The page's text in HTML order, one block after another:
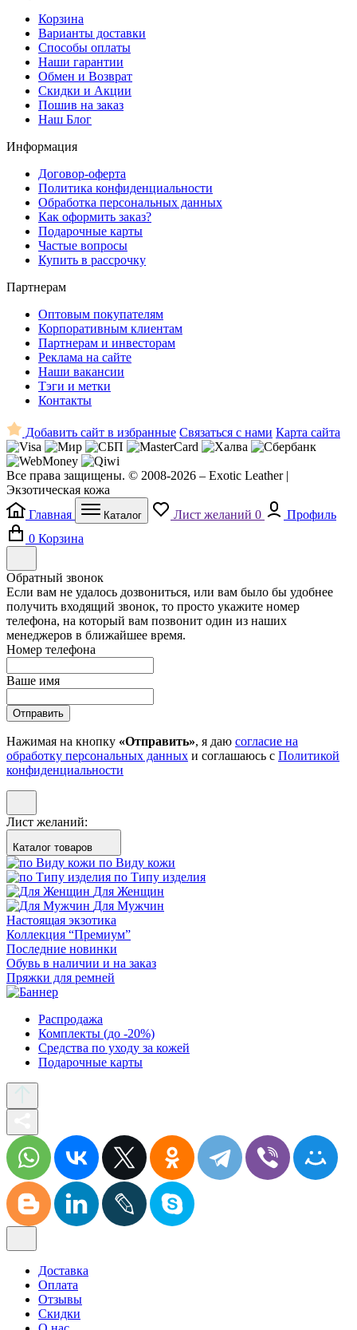
Корзина
Варианты доставки
Способы оплаты
Наши гарантии
Обмен и Возврат
Скидки и Акции
Пошив на заказ
Наш Блог
Информация
Договор-оферта
Политика конфиденциальности
Обработка персональных данных
Как оформить заказ?
Подарочные карты
Частые вопросы
Купить в рассрочку
Партнерам
Оптовым покупателям
Корпоративным клиентам
Партнерам и инвесторам
Реклама на сайте
Наши вакансии
Тэги и метки
Контакты
Добавить сайт в избранные Связаться с нами Карта сайта
Все права защищены. © 2008-2026 – Exotic Leather |
Экзотическая кожа
Главная
Каталог Лист желаний 0
Профиль
0 Корзина
Обратный звонок
Если вам не удалось дозвониться, или вам было бы удобнее
получить входящий звонок, то просто укажите номер
телефона, на который вам позвонит один из наших
менеджеров в ближайшее время.
Номер телефона
Ваше имя
Отправить
Нажимая на кнопку «Отправить», я даю согласие на
обработку персональных данных и соглашаюсь с Политикой
конфиденциальности
Лист желаний:
Каталог товаров
по Виду кожи
по Типу изделия
Для Женщин
Для Мужчин
Настоящая экзотика
Коллекция “Премиум”
Последние новинки
Обувь в наличии и на заказ
Пряжки для ремней
Распродажа
Комплекты (до -20%)
Средства по уходу за кожей
Подарочные карты
Доставка
Оплата
Отзывы
Скидки